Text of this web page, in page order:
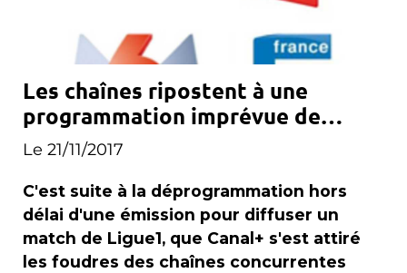
Les chaînes ripostent à une
programmation imprévue de
Canal+
Le 21/11/2017
C'est suite à la déprogrammation hors
délai d'une émission pour diffuser un
match de Ligue1, que Canal+ s'est attiré
les foudres des chaînes concurrentes